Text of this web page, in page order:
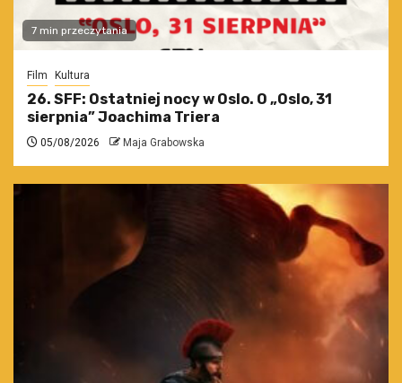
7 min przeczytania
Film Kultura
26. SFF: Ostatniej nocy w Oslo. O „Oslo, 31
sierpnia” Joachima Triera
05/08/2026 Maja Grabowska